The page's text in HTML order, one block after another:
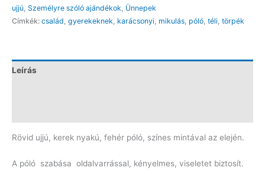
ujjú Személyre szóló ajándékok Ünnepek
Címkék: család gyerekeknek karácsonyi mikulás póló téli törpék
Leírás
Rövid ujjú, kerek nyakú, fehér póló, színes mintával az elején.
A póló szabása oldalvarrással, kényelmes, viseletet biztosít.